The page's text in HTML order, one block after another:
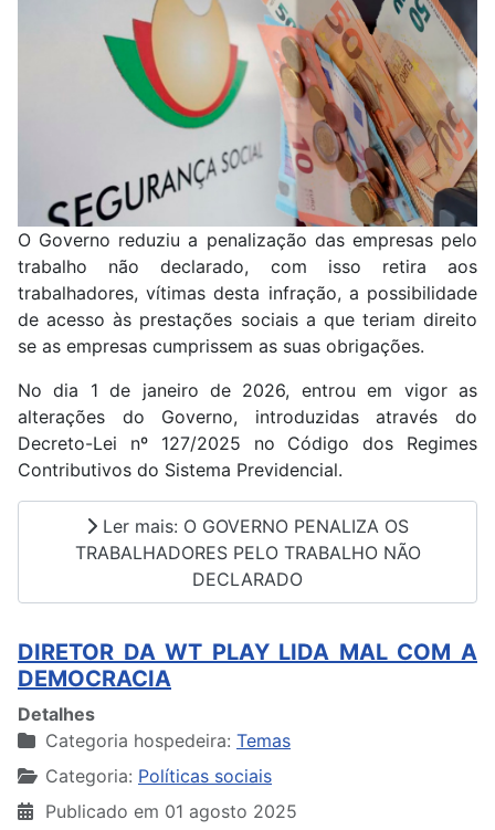
O Governo reduziu a penalização das empresas pelo
trabalho não declarado, com isso retira aos
trabalhadores, vítimas desta infração, a possibilidade
de acesso às prestações sociais a que teriam direito
se as empresas cumprissem as suas obrigações.
No dia 1 de janeiro de 2026, entrou em vigor as
alterações do Governo, introduzidas através do
Decreto-Lei nº 127/2025 no Código dos Regimes
Contributivos do Sistema Previdencial.
Ler mais: O GOVERNO PENALIZA OS
TRABALHADORES PELO TRABALHO NÃO
DECLARADO
DIRETOR DA WT PLAY LIDA MAL COM A
DEMOCRACIA
Detalhes
Categoria hospedeira: Temas
Categoria: Políticas sociais
Publicado em 01 agosto 2025